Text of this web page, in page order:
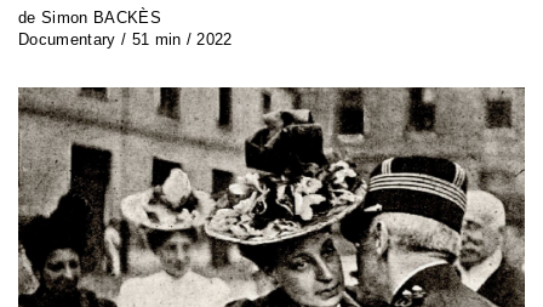
de Simon BACKÈS
Documentary / 51 min / 2022